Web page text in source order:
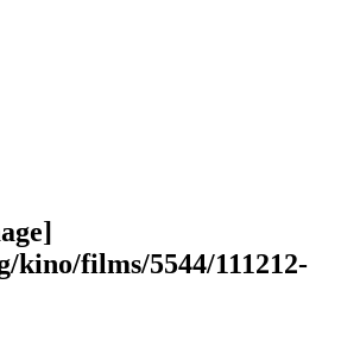
kino/films/5544/111212-